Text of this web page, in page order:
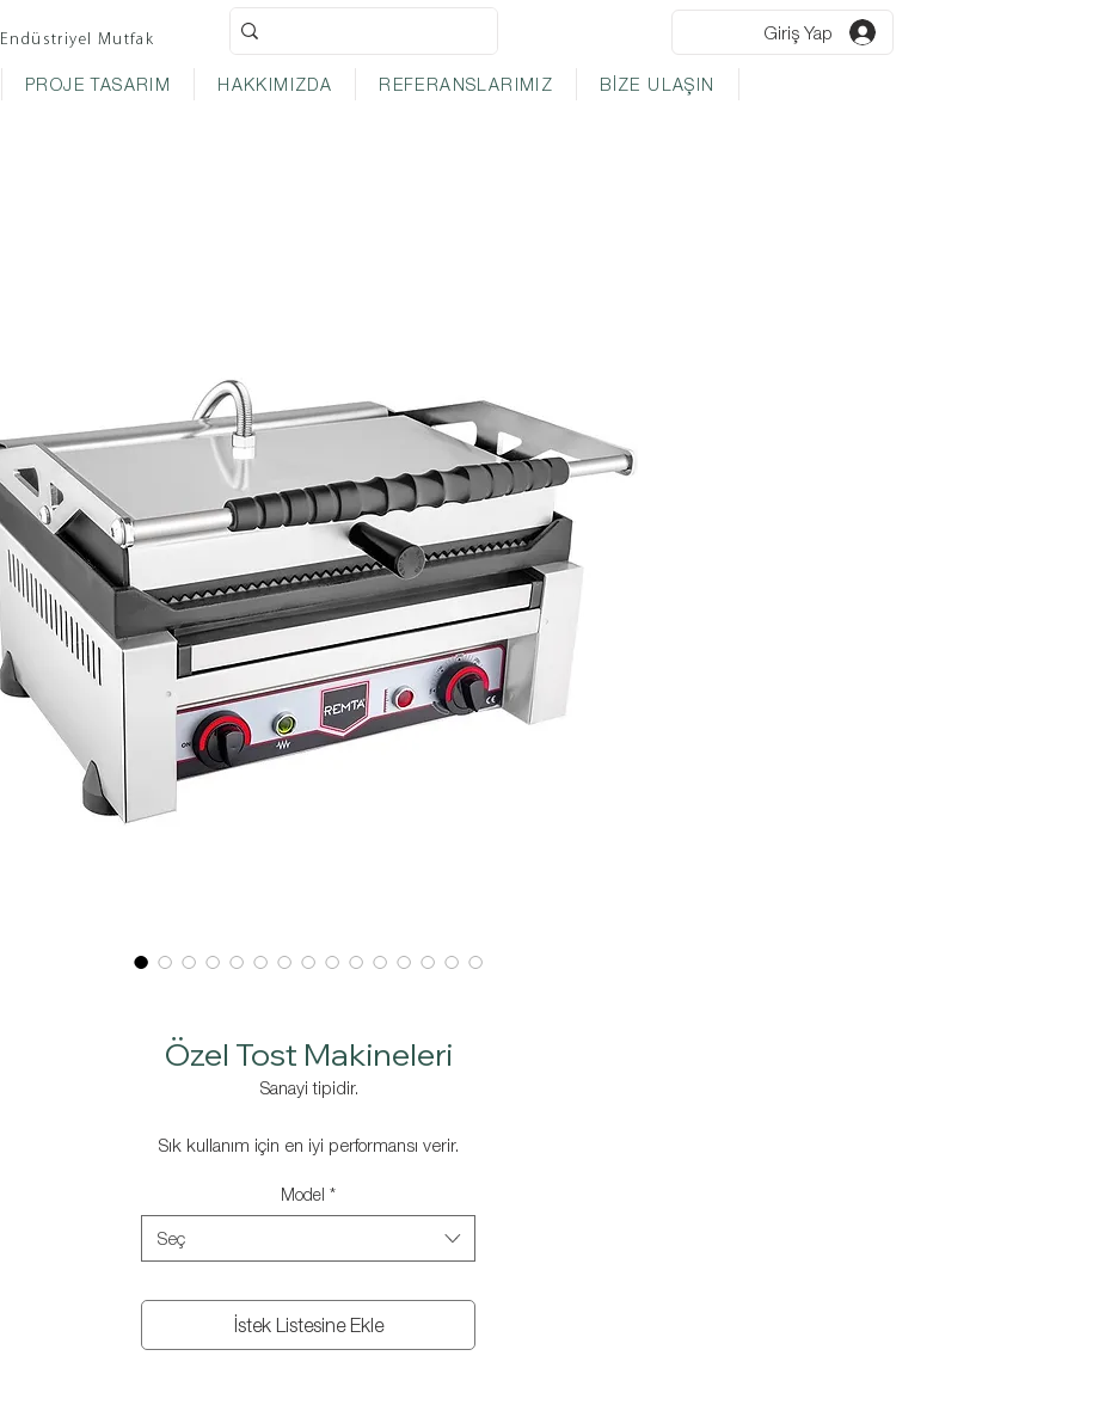
Endüstriyel Mutfak Giriş Yap
PROJE TASARIM HAKKIMIZDA REFERANSLARIMIZ BİZE ULAŞIN
Özel Tost Makineleri
Sanayi tipidir.
Sık kullanım için en iyi performansı verir.
Açma kapama anahtarı.
Paslanmaz çelik kasa.
Paslanmaz rezistans.
Model *
Seç
İstek Listesine Ekle